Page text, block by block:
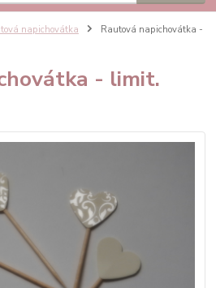
napichovátka
Rautová napichovátka -
- limit.